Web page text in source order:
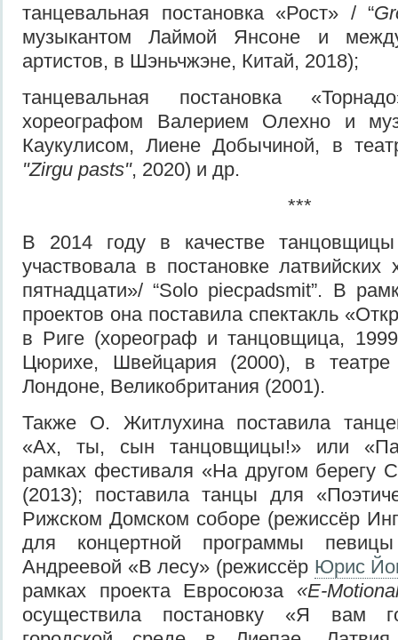
танцевальная постановка «Рост» / “
музыкантом Лаймой Янсоне и
артистов, в Шэньчжэне, Китай, 2018);
танцевальная постановка
хореографом Валерием Олехно и
Каукулисом, Лиене Добычиной, в
"Zirgu pasts", 2020) и др.
***
В 2014 году в качестве
участвовала в постановке
пятнадцати»/ “Solo piecpadsmit”. В
проектов она поставила спектакль
в Риге (хореограф и танцовщица,
Цюрихе, Швейцария (2000), в
Лондоне, Великобритания (2001).
Также О. Житлухина поставила
«Ах, ты, сын танцовщицы!» или
рамках фестиваля «На другом берегу
(2013); поставила танцы для
Рижском Домском соборе (режиссёр
для концертной программы
Андреевой «В лесу» (режиссёр Юрис
рамках проекта Евросоюза «E-
осуществила постановку «Я вам